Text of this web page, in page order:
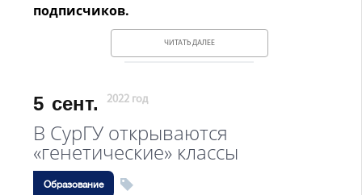
подписчиков.
ЧИТАТЬ ДАЛЕЕ
5 сент. 2022 год
В СурГУ открываются
«генетические» классы
Образование